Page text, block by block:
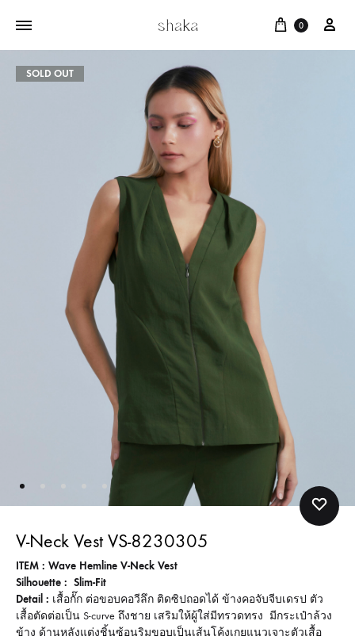
Cart
0
SOLD OUT
V-Neck Vest VS-8230305
ITEM : Wave Hemline V-Neck Vest
Silhouette : Slim-Fit
Detail : เสื้อกั๊ก ต่อขอบคอวีลึก ติดซิปถอดได้ ข้างคอจับจีบเดรป ตัว
เสื้อตัดต่อเป็น S-curve ถึงชาย เสริมให้ผู้ใส่มีทรวดทรง มีกระเป๋าล้วง
ข้าง ด้านหลังแต่งชิ้นซ้อนริมขอบเป็นเส้นโค้งเกยแนวเจาะตัวเสื้อ